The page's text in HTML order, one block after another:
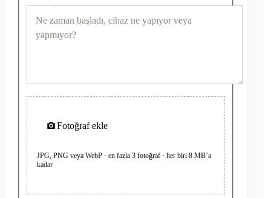
Fotoğraf ekle
JPG, PNG veya WebP · en fazla 3 fotoğraf · her biri 8 MB’a
kadar